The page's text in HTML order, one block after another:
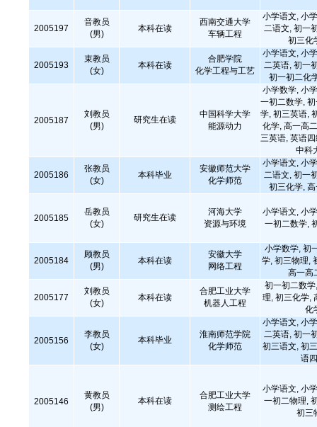
2005197
音教员
(男)
本科在读
西南交通大学
车辆工程
小学语文, 小
二语文, 初一
初三化
2005193
束教员
(女)
本科在读
合肥学院
化学工程与工艺
小学语文, 小
二英语, 初一
初一初二化
2005187
刘教员
(男)
研究生在读
中国科学大学
能源动力
小学数学, 小
一初二数学,
学, 初三英语,
化学, 高一高
三英语, 英语
中科
2005186
张教员
(女)
本科毕业
安徽师范大学
化学师范
小学语文, 小
二语文, 初一
初三化学,
2005185
岳教员
(女)
研究生在读
河海大学
资源与环境
小学语文, 小
一初二数学,
2005184
顾教员
(男)
本科在读
安徽大学
网络工程
小学数学, 初
学, 初三物理,
高一高
2005177
刘教员
(女)
本科在读
合肥工业大学
机器人工程
初一初二数
理, 初三化学,
化
2005156
李教员
(女)
本科毕业
淮南师范学院
化学师范
小学语文, 小
二英语, 初一
初三语文, 初
语
2005146
黄教员
(男)
本科在读
合肥工业大学
测绘工程
小学语文, 小
一初二物理,
初三